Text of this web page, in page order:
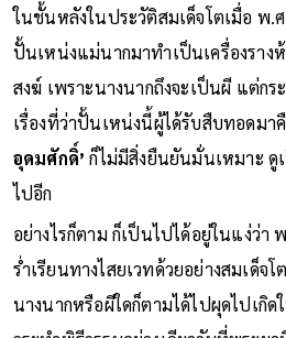
ในชั้นหลังในประวัติสมเด็จโตเมื่อ พ.
ปั้นเหน่งแม่นากมาทำเป็นเครื่องราง
สงฆ์ เพราะนางนากถึงจะเป็นผี แต่ก
เรื่องที่ว่าปั้นเหน่งนี้ผู้ได้รับสืบทอดมา
อุดมศักดิ์’ก็ไม่มีสิ่งยืนยันมั่นเหมาะ ดู
ไปอีก
อย่างไรก็ตาม ก็เป็นไปได้อยู่ในแง่ว่า
ร่ำเรียนทางไสยเวทด้วยอย่างสมเด็จ
นางนากหรือผีใดก็ตามได้ไปผุดไปเกิ